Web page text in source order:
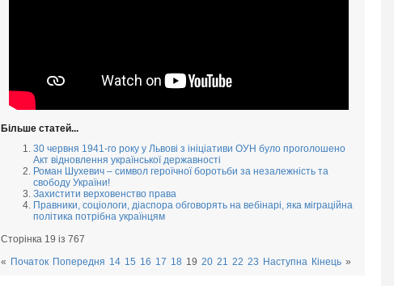
Більше статей...
30 червня 1941-го року у Львові з ініціативи ОУН було проголошено
Акт відновлення української державності
Роман Шухевич – символ героїчної боротьби за незалежність та
свободу України!
Захистити верховенство права
Правники, соціологи, діаспора обговорять на вебінарі, яка міграційна
політика потрібна українцям
Сторінка 19 із 767
« Початок Попередня 14 15 16 17 18 19 20 21 22 23 Наступна Кінець »